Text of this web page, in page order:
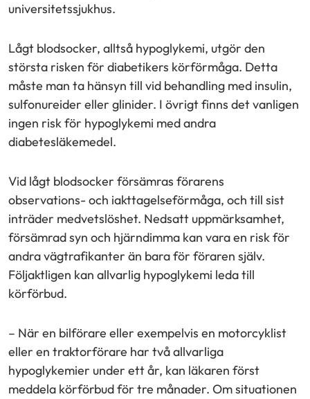
universitetssjukhus.
Lågt blodsocker, alltså hypoglykemi, utgör den
största risken för diabetikers körförmåga. Detta
måste man ta hänsyn till vid behandling med insulin,
sulfonureider eller glinider. I övrigt finns det vanligen
ingen risk för hypoglykemi med andra
diabetesläkemedel.
Vid lågt blodsocker försämras förarens
observations- och iakttagelseförmåga, och till sist
inträder medvetslöshet. Nedsatt uppmärksamhet,
försämrad syn och hjärndimma kan vara en risk för
andra vägtrafikanter än bara för föraren själv.
Följaktligen kan allvarlig hypoglykemi leda till
körförbud.
– När en bilförare eller exempelvis en motorcyklist
eller en traktorförare har två allvarliga
hypoglykemier under ett år, kan läkaren först
meddela körförbud för tre månader. Om situationen